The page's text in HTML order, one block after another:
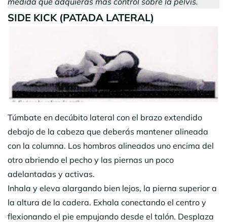
SIDE KICK (PATADA LATERAL)
Túmbate en decúbito lateral con el brazo extendido
debajo de la cabeza que deberás mantener alineada
con la columna. Los hombros alineados uno encima del
otro abriendo el pecho y las piernas un poco
adelantadas y activas.
Inhala y eleva alargando bien lejos, la pierna superior a
la altura de la cadera. Exhala conectando el centro y
flexionando el pie empujando desde el talón. Desplaza